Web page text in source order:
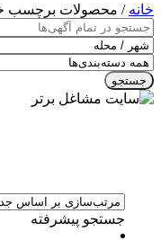
خانه / محصولات برچسب
جستجو
جستجو پیشرفته